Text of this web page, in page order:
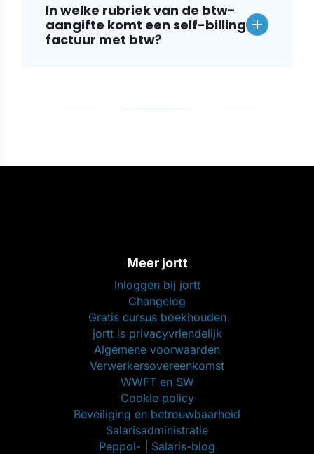
In welke rubriek van de btw-
aangifte komt een self-billing
factuur met btw?
Meer jortt
Inloggen bij jortt
Changelog
Gratis cursus boekhouden
jortt is privacyvriendelijk
Algemene voorwaarden
Verwerkersovereenkomst
WWFT en SW
Cookie policy
Beveiliging en betrouwbaarheid
Salarisadministratie
Peppol-
Salaris-blog